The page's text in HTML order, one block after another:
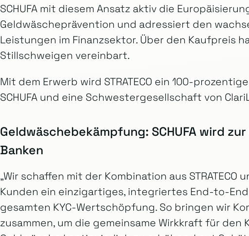
SCHUFA mit diesem Ansatz aktiv die
Geldwäscheprävention und adressiert den
Leistungen im Finanzsektor. Über den Kaufpreis
Stillschweigen vereinbart.
Mit dem Erwerb wird STRATECO ein 100-
SCHUFA und eine Schwestergesellschaft von
Geldwäschebekämpfung: SCHUFA wird
Banken
„Wir schaffen mit der Kombination aus STRATECO
Kunden ein einzigartiges, integriertes End-to-
gesamten KYC-Wertschöpfung. So bringen wir
zusammen, um die gemeinsame Wirkkraft für den